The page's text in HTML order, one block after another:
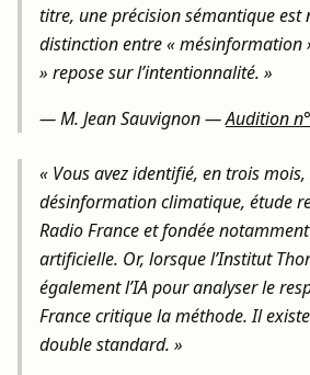
titre, une précision sémantique est
distinction entre « mésinformation
» repose sur l’intentionnalité. »
—M. Jean Sauvignon—Audition
« Vous avez identifié, en trois
désinformation climatique, étude
Radio France et fondée
artificielle. Or, lorsque l’Institut
également l’IA pour analyser le
France critique la méthode. Il
double standard. »